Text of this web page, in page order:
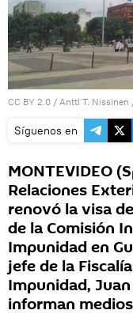
CC BY 2.0 / Antti T. Nissinen
Síguenos en
MONTEVIDEO
Relaciones
renovó la visa
de la Comisión
Impunidad en
jefe de la
Impunidad,
informan